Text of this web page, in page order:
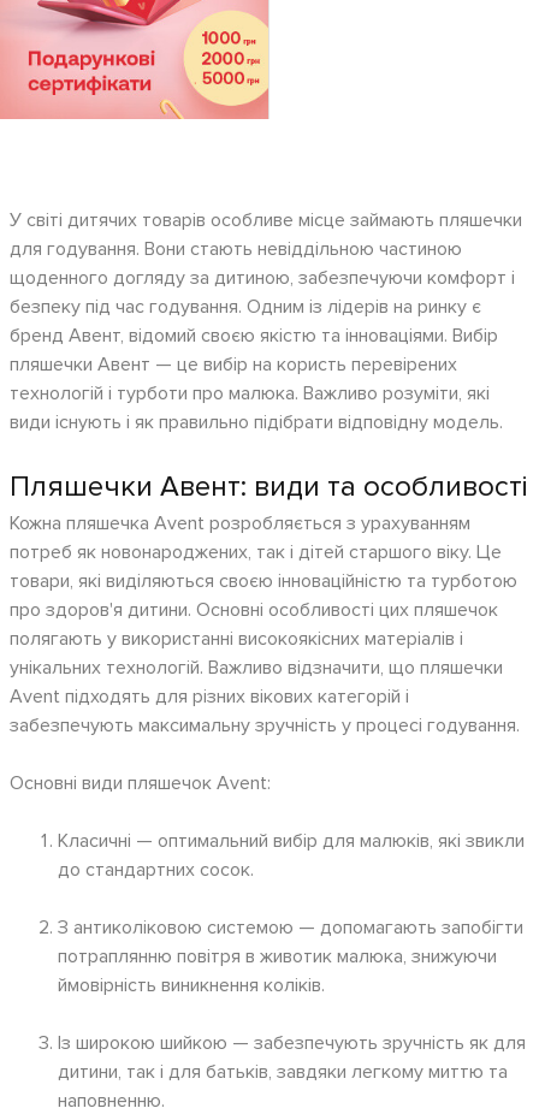
У світі дитячих товарів особливе місце займають пляшечки
для годування. Вони стають невіддільною частиною
щоденного догляду за дитиною, забезпечуючи комфорт і
безпеку під час годування. Одним із лідерів на ринку є
бренд Авент, відомий своєю якістю та інноваціями. Вибір
пляшечки Авент — це вибір на користь перевірених
технологій і турботи про малюка. Важливо розуміти, які
види існують і як правильно підібрати відповідну модель.
Пляшечки Авент: види та особливості
Кожна пляшечка Avent розробляється з урахуванням
потреб як новонароджених, так і дітей старшого віку. Це
товари, які виділяються своєю інноваційністю та турботою
про здоров'я дитини. Основні особливості цих пляшечок
полягають у використанні високоякісних матеріалів і
унікальних технологій. Важливо відзначити, що пляшечки
Avent підходять для різних вікових категорій і
забезпечують максимальну зручність у процесі годування.
Основні види пляшечок Avent:
Класичні — оптимальний вибір для малюків, які звикли
до стандартних сосок.
З антиколіковою системою — допомагають запобігти
потраплянню повітря в животик малюка, знижуючи
ймовірність виникнення коліків.
Із широкою шийкою — забезпечують зручність як для
дитини, так і для батьків, завдяки легкому миттю та
наповненню.